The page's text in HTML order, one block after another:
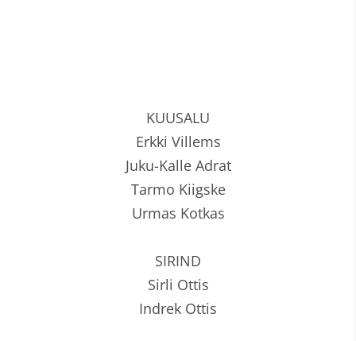
KUUSALU
Erkki Villems
Juku-Kalle Adrat
Tarmo Kiigske
Urmas Kotkas
SIRIND
Sirli Ottis
Indrek Ottis